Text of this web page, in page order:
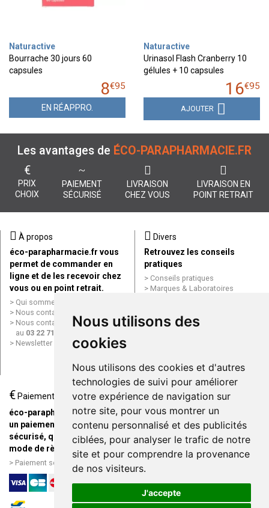
Nous utilisons des
cookies
Nous utilisons des cookies et d'autres
technologies de suivi pour améliorer
votre expérience de navigation sur
notre site, pour vous montrer un
contenu personnalisé et des publicités
ciblées, pour analyser le trafic de notre
site et pour comprendre la provenance
de nos visiteurs.
J'accepte
Naturactive
Bourrache 30 jours 60
capsules
8€95
EN RÉAPPRO.
Naturactive
Urinasol Flash Cranberry 10
gélules + 10 capsules
16€95
AJOUTER
Les avantages de ÉCO-PARAPHARMACIE.FR
€
PRIX
CHOIX
PAIEMENT
SÉCURISÉ
LIVRAISON
CHEZ VOUS
LIVRAISON EN
POINT RETRAIT
À propos
éco-parapharmacie.fr vous
permet de commander en
ligne et de les recevoir chez
vous ou en point retrait.
Qui sommes nous ?
Nous contacter par e-mail
Nous contacter par téléphone
au 03 22 71 64 10
Newsletter
Divers
Retrouvez les conseils
pratiques
Conseils pratiques
Marques & Laboratoires
Mentions légales
Données personnelles
ligne
€ Paiement
éco-parapharmacie.fr offre
un paiement entièrement
sécurisé, quel que soit le
mode de règlement
Paiement sécurisé et simple
Livraison / Point retrait
Commandez en ligne et
recevez votre commande
rapidement chez vous ou en
point retrait
Livraison chez vous ou en